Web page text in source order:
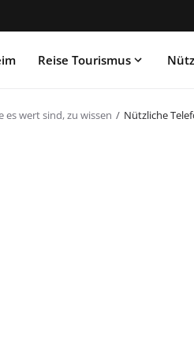
Reise Tourismus
wert sind, zu wissen Nützliche